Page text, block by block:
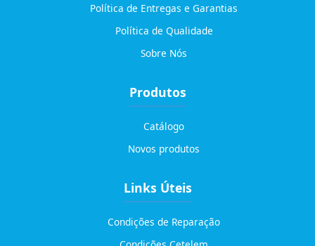
Política de Entregas e Garantias
Política de Qualidade
Sobre Nós
Produtos
Catálogo
Novos produtos
Links Úteis
Condições de Reparação